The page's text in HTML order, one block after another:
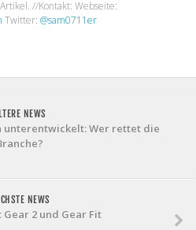
//Kontakt: Webseite:
Twitter: @sam0711er
NEWS
unterentwickelt: Wer rettet die
NEWS
2 und Gear Fit